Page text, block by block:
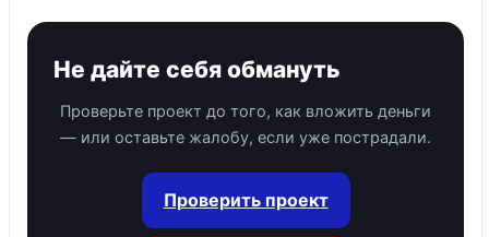
Не дайте себя обмануть
Проверьте проект до того, как вложить деньги
— или оставьте жалобу, если уже пострадали.
Проверить проект